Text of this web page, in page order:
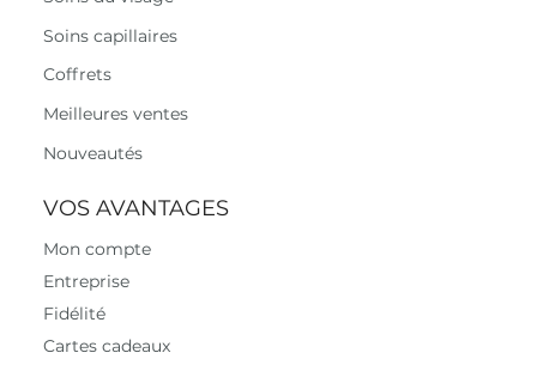
Soins capillaires
Coffrets
Meilleures ventes
Nouveautés
VOS AVANTAGES
Mon compte
Entreprise
Fidélité
Cartes cadeaux